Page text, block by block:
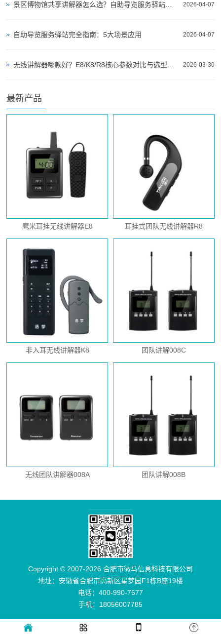
2026-04-07
景区博物馆共享讲解器怎么选？自助导览服务驿站部署全攻略（2026版）
2026-04-07
自助导览服务驿站完全指南：5大场景应用
2026-03-30
无线讲解器哪款好？E8/K8/R8核心参数对比与选型指南
最新产品
鹰米耳挂无线讲解器E8 耳挂式团队无线讲解器R8
非入耳无线讲解器K8 团队讲解008C
无线团队讲解器008A 团队讲解008B
Copyright © 2007-2026 合肥市徽马信息科技有限公司
地址：安徽省合肥市高新区星梦园F1栋B座19楼
电话：400-990-7677
手机：18056007785